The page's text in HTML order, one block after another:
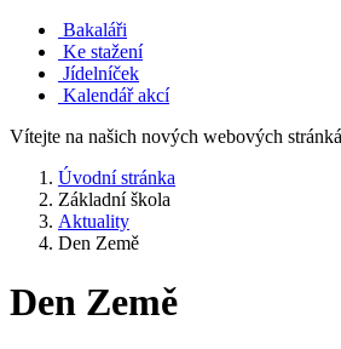
Bakaláři
Ke stažení
Jídelníček
Kalendář akcí
Vítejte na našich nových webových
Úvodní stránka
Základní škola
Aktuality
Den Země
Den Země